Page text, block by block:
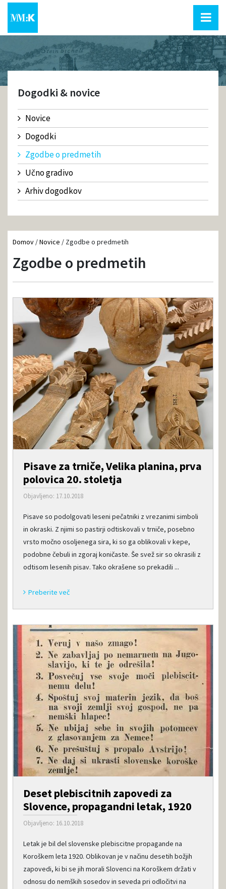
Dogodki & novice
Novice
Dogodki
Zgodbe o predmetih
Učno gradivo
Arhiv dogodkov
Domov /Novice / Zgodbe o predmetih
Zgodbe o predmetih
Pisave za trniče, Velika planina, prva
polovica 20. stoletja
Objavljeno: 17.10.2018
Pisave so podolgovati leseni pečatniki z vrezanimi simboli
in okraski. Z njimi so pastirji odtiskovali v trniče, posebno
vrsto močno osoljenega sira, ki so ga oblikovali v kepe,
podobne čebuli in zgoraj koničaste. Še svež sir so okrasili z
odtisom lesenih pisav. Tako okrašene so prekadili ...
Preberite več
Deset plebiscitnih zapovedi za
Slovence, propagandni letak, 1920
Objavljeno: 16.10.2018
Letak je bil del slovenske plebiscitne propagande na
Koroškem leta 1920. Oblikovan je v načinu desetih božjih
zapovedi, ki bi se jih morali Slovenci na Koroškem držati v
odnosu do nemških sosedov in seveda pri odločitvi na